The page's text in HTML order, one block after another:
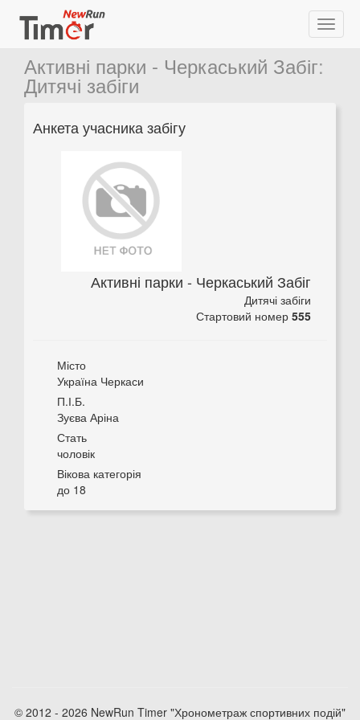
Активні парки - Черкаський Забіг:
Дитячі забіги
Анкета учасника забігу
Активні парки - Черкаський Забіг
Дитячі забіги
Стартовий номер 555
Місто
Україна Черкаси
П.І.Б.
Зуєва Аріна
Стать
чоловік
Вікова категорія
до 18
© 2012 - 2026 NewRun Timer "Хронометраж спортивних подій"